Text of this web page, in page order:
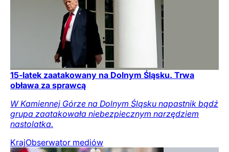
15-latek zaatakowany na Dolnym Śląsku. Trwa
obława za sprawcą
W Kamiennej Górze na Dolnym Śląsku napastnik bądź
grupa zaatakowała niebezpiecznym narzędziem
nastolatka.
KrajObserwator mediów